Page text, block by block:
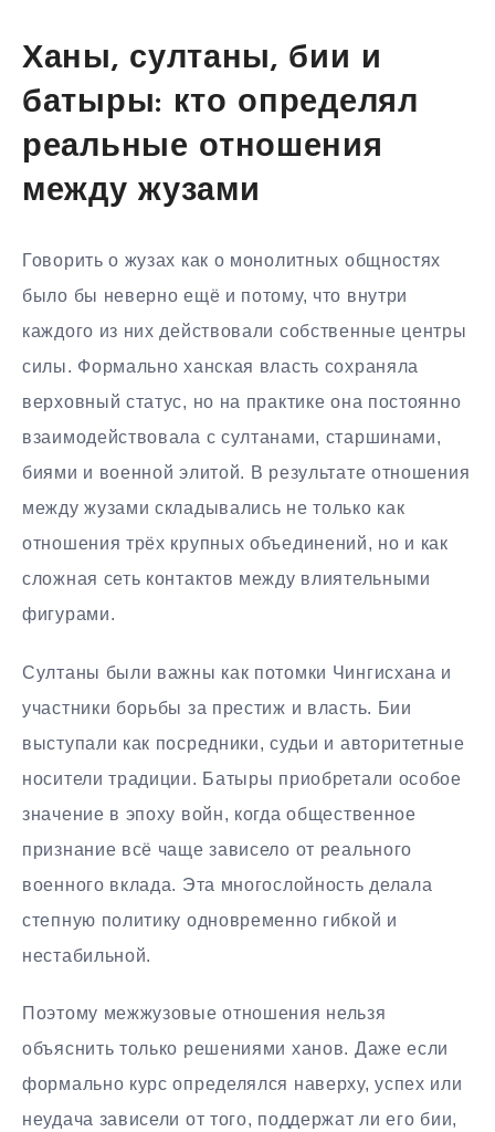
Ханы, султаны, бии и
батыры: кто определял
реальные отношения
между жузами
Говорить о жузах как о монолитных общностях
было бы неверно ещё и потому, что внутри
каждого из них действовали собственные центры
силы. Формально ханская власть сохраняла
верховный статус, но на практике она постоянно
взаимодействовала с султанами, старшинами,
биями и военной элитой. В результате отношения
между жузами складывались не только как
отношения трёх крупных объединений, но и как
сложная сеть контактов между влиятельными
фигурами.
Султаны были важны как потомки Чингисхана и
участники борьбы за престиж и власть. Бии
выступали как посредники, судьи и авторитетные
носители традиции. Батыры приобретали особое
значение в эпоху войн, когда общественное
признание всё чаще зависело от реального
военного вклада. Эта многослойность делала
степную политику одновременно гибкой и
нестабильной.
Поэтому межжузовые отношения нельзя
объяснить только решениями ханов. Даже если
формально курс определялся наверху, успех или
неудача зависели от того, поддержат ли его бии,